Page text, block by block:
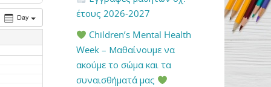
Day
έτους 2026-2027
Children’s Mental Health
Week – Μαθαίνουμε να
ακούμε το σώμα και τα
συναισθήματά μας